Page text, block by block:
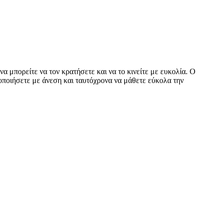
μπορείτε να τον κρατήσετε και να το κινείτε με ευκολία. Ο
με άνεση και ταυτόχρονα να μάθετε εύκολα την